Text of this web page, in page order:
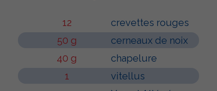
12
crevettes rouges
50 g
cerneaux de noix
40 g
chapelure
1
vitellus